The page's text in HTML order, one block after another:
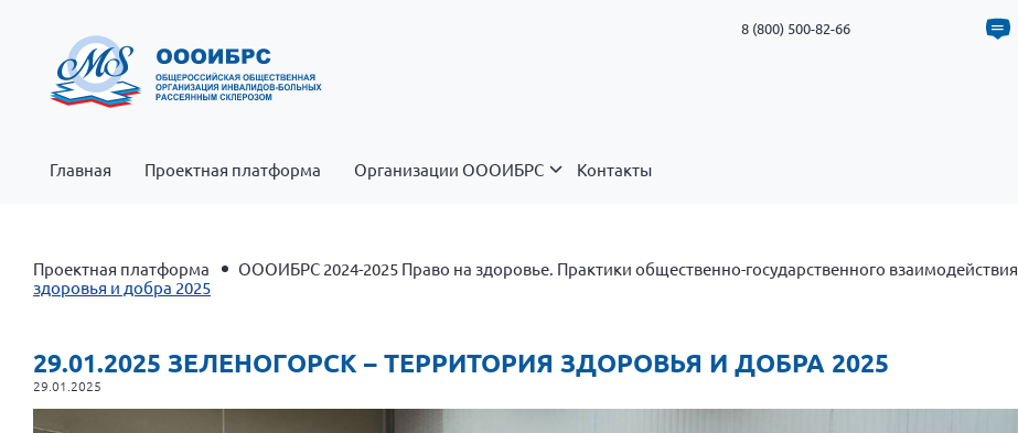
8 (800) 500-82-66
Главная Проектная платформа Организации ОООИБРС Контакты
Проектная платформа ОООИБРС 2024-2025 Право на здоровье. Практики общественно-государственного взаимодействия
здоровья и добра 2025
29.01.2025 ЗЕЛЕНОГОРСК – ТЕРРИТОРИЯ ЗДОРОВЬЯ И ДОБРА 2025
29.01.2025